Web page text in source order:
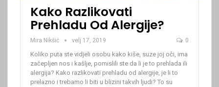
Kako Razlikovati
Prehladu Od Alergije?
Mira Nikšić velj 17, 2019 0
Koliko puta ste vidjeli osobu kako kiše, suze joj oči, ima
začepljen nos i kašlje, pomislili ste da li je to prehlada ili
alergija? Kako razlikovati prehladu od alergije, je li to
prelazno i ​​trebamo li biti u blizini takvih ljudi? To su